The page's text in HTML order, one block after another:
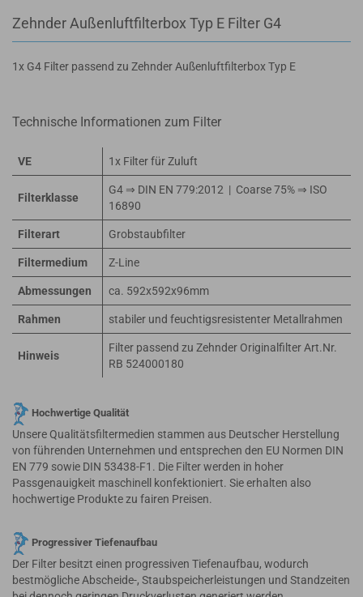
Zehnder Außenluftfilterbox Typ E Filter G4
1x G4 Filter passend zu Zehnder Außenluftfilterbox Typ E
Technische Informationen zum Filter
VE 1x Filter für Zuluft
Filterklasse
G4 ⇒ DIN EN 779:2012 | Coarse 75% ⇒ ISO
16890
Filterart Grobstaubfilter
Filtermedium Z-Line
Abmessungen ca. 592x592x96mm
Rahmen stabiler und feuchtigsresistenter Metallrahmen
Hinweis
Filter passend zu Zehnder Originalfilter Art.Nr.
RB 524000180
Hochwertige Qualität
Unsere Qualitätsfiltermedien stammen aus Deutscher Herstellung
von führenden Unternehmen und entsprechen den EU Normen DIN
EN 779 sowie DIN 53438-F1. Die Filter werden in hoher
Passgenauigkeit maschinell konfektioniert. Sie erhalten also
hochwertige Produkte zu fairen Preisen.
Progressiver Tiefenaufbau
Der Filter besitzt einen progressiven Tiefenaufbau, wodurch
bestmögliche Abscheide-, Staubspeicherleistungen und Standzeiten